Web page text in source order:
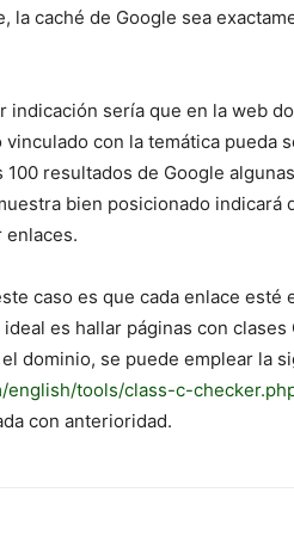
la caché de Google sea
indicación sería que en la web
con la temática pueda
resultados de Google
bien posicionado indicará
enlaces.
caso es que cada enlace
es hallar páginas con
dominio, se puede emplear la
english/tools/class-c-
con anterioridad.